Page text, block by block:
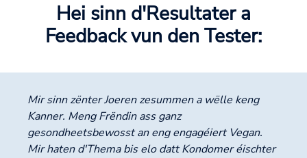
Hei sinn d'Resultater a
Feedback vun den Tester:
Mir sinn zënter Joeren zesummen a wëlle keng
Kanner. Meng Frëndin ass ganz
gesondheetsbewosst an eng engagéiert Vegan.
Mir haten d'Thema bis elo datt Kondomer éischter